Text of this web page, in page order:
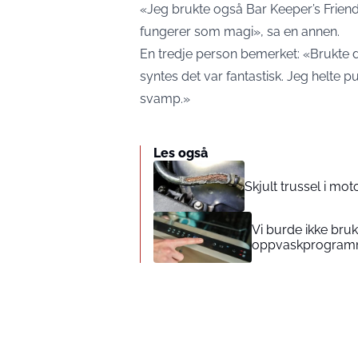
«Jeg brukte også Bar Keeper’s
fungerer som magi», sa en annen.
En tredje person bemerket:
syntes det var fantastisk. Jeg helte
svamp.»
Les også
Skjult trussel i
Vi burde ikke